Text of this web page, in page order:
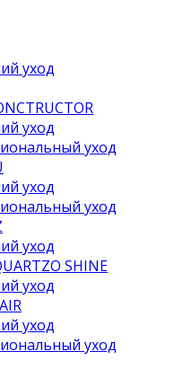
уход
уход
уход
уход
уход
уход
SHINE
уход
уход
уход